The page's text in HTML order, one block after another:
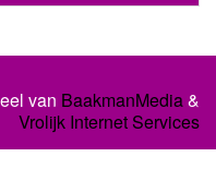
van BaakmanMedia&
Vrolijk Internet Services